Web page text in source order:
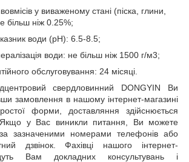
у виваженому стані (піска, глини,
більш ніж 0.25%;
води (рН): 6.5-8.5;
води: не більш ніж 1500 г/м3;
обслуговування: 24 місяці.
свердловинний DONGYIN Ви
замовлення в нашому інтернет-магазині
форми, доставляння здійснюється
Якщо у Вас виникли питання, Ви можете
зазначеними номерами телефонів або
дзвінок. Фахівці нашого інтернет-
Вам докладних консультувань і